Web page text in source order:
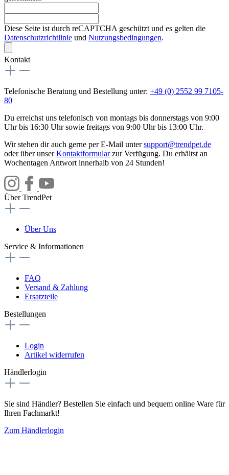
Diese Seite ist durch reCAPTCHA geschützt und es gelten die
Datenschutzrichtlinie und Nutzungsbedingungen.
Kontakt
Telefonische Beratung und Bestellung unter: +49 (0) 2552 99 7105-
80
Du erreichst uns telefonisch von montags bis donnerstags von 9:00
Uhr bis 16:30 Uhr sowie freitags von 9:00 Uhr bis 13:00 Uhr.
Wir stehen dir auch gerne per E-Mail untersupport@trendpet.de
oder über unserKontaktformularzur Verfügung. Du erhältst an
Wochentagen Antwort innerhalb von 24 Stunden!
Über TrendPet
Über Uns
Service & Informationen
FAQ
Versand & Zahlung
Ersatzteile
Bestellungen
Login
Artikel widerrufen
Händlerlogin
Sie sind Händler? Bestellen Sie einfach und bequem online Ware für
Ihren Fachmarkt!
Zum Händlerlogin